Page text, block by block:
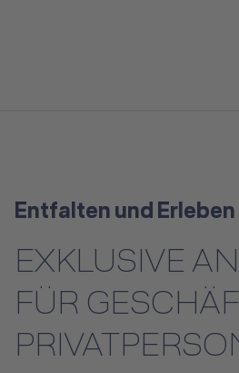
Entfalten und Erleben
EXKLUSIVE
FÜR